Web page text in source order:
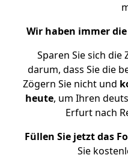
Wir haben immer
Sparen Sie sich
darum, dass Sie die
Zögern Sie nicht und
heute, um Ihren
Erfurt nach
Füllen Sie jetzt das
Sie